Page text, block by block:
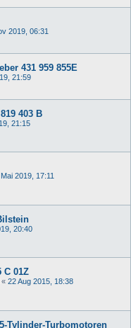
2019, 06:31
431 959 855E
21:59
403 B
21:15
2019, 17:11
20:40
C 01Z
« 22 Aug 2015, 18:38
Tylinder-Turbomotoren